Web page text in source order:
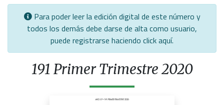
Para poder leer la edición digital de este número y
todos los demás debe darse de alta como usuario,
puede registrarse haciendo clickaquí.
191 Primer Trimestre 2020